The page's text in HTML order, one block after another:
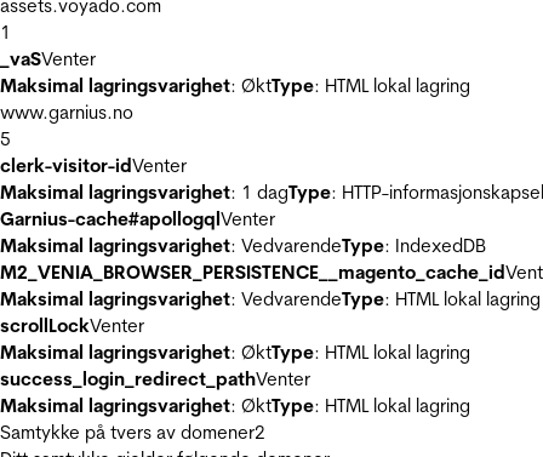
assets.voyado.com
1
_vaSVenter
Maksimal lagringsvarighet: ØktType: HTML lokal lagring
www.garnius.no
5
clerk-visitor-idVenter
Maksimal lagringsvarighet: 1 dagType: HTTP-informasjonskapsel
Garnius-cache#apollogqlVenter
Maksimal lagringsvarighet: VedvarendeType: IndexedDB
M2_VENIA_BROWSER_PERSISTENCE__magento_cache_id
Maksimal lagringsvarighet: VedvarendeType: HTML lokal lagring
scrollLockVenter
Maksimal lagringsvarighet: ØktType: HTML lokal lagring
success_login_redirect_pathVenter
Maksimal lagringsvarighet: ØktType: HTML lokal lagring
Samtykke på tvers av domener2